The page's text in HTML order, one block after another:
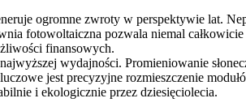
ogromne zwroty w perspektywie lat.
fotowoltaiczna pozwala niemal
finansowych.
wydajności. Promieniowanie
jest precyzyjne rozmieszczenie
i ekologicznie przez dziesięciolecia.